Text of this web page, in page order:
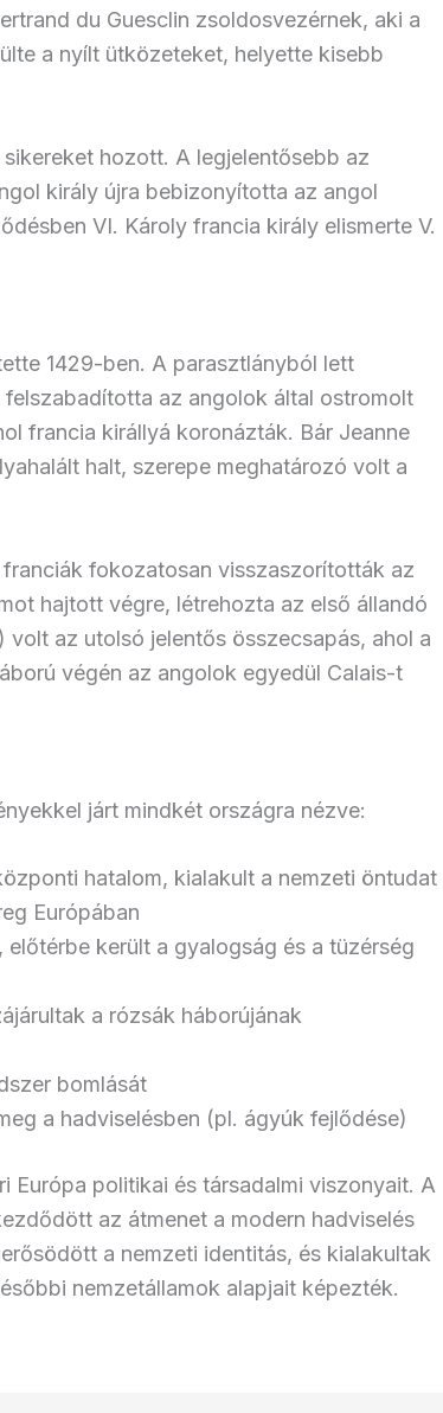
du Guesclin zsoldosvezérnek, aki a
a nyílt ütközeteket, helyette kisebb
hozott. A legjelentősebb az
király újra bebizonyította az angol
VI. Károly francia király elismerte V.
1429-ben. A parasztlányból lett
az angolok által ostromolt
francia királlyá koronázták. Bár Jeanne
halt, szerepe meghatározó volt a
fokozatosan visszaszorították az
hajtott végre, létrehozta az első állandó
az utolsó jelentős összecsapás, ahol a
végén az angolok egyedül Calais-t
járt mindkét országra nézve:
hatalom, kialakult a nemzeti öntudat
Európában
került a gyalogság és a tüzérség
a rózsák háborújának
bomlását
a hadviselésben (pl. ágyúk fejlődése)
politikai és társadalmi viszonyait. A
az átmenet a modern hadviselés
a nemzeti identitás, és kialakultak
nemzetállamok alapjait képezték.